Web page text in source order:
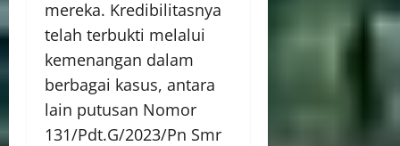
mereka. Kredibilitasnya
telah terbukti melalui
kemenangan dalam
berbagai kasus, antara
lain putusan Nomor
131/Pdt.G/2023/Pn Smr